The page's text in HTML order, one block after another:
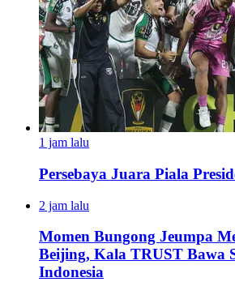
1 jam lalu
Persebaya Juara Piala
2 jam lalu
Momen Bungong Jeumpa
Beijing, Kala TRUST Bawa
Indonesia